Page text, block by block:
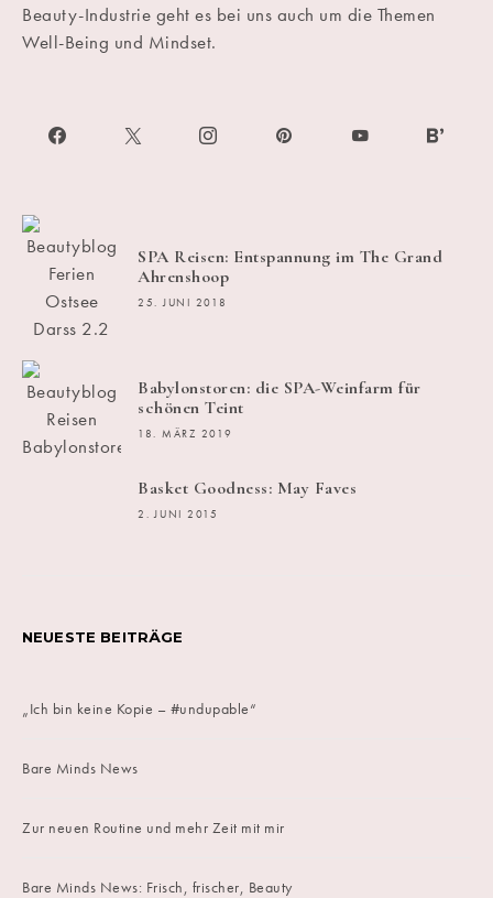
Beauty-Industrie geht es bei uns auch um die Themen
Well-Being und Mindset.
SPA Reisen: Entspannung im The Grand
Ahrenshoop
25. JUNI 2018
Babylonstoren: die SPA-Weinfarm für
schönen Teint
18. MÄRZ 2019
Basket Goodness: May Faves
2. JUNI 2015
NEUESTE BEITRÄGE
„Ich bin keine Kopie – #undupable“
Bare Minds News
Zur neuen Routine und mehr Zeit mit mir
Bare Minds News: Frisch, frischer, Beauty